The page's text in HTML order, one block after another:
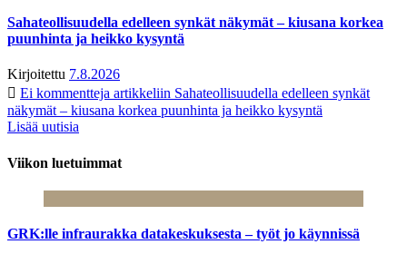
Sahateollisuudella edelleen synkät näkymät – kiusana korkea
puunhinta ja heikko kysyntä
Kirjoitettu 7.8.2026
Ei kommentteja artikkeliin Sahateollisuudella edelleen synkät
näkymät – kiusana korkea puunhinta ja heikko kysyntä
Lisää uutisia
Viikon luetuimmat
GRK:lle infraurakka datakeskuksesta – työt jo käynnissä